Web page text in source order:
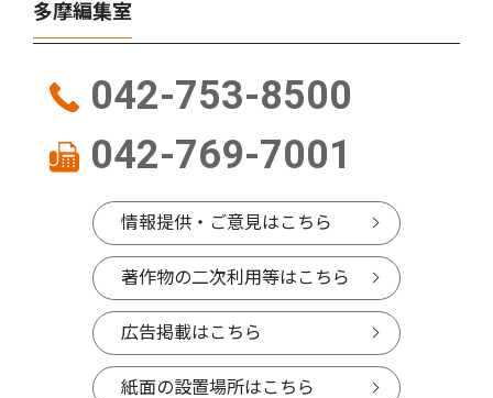
多摩編集室
042-753-8500
042-769-7001
情報提供・ご意見はこちら
著作物の二次利用等はこちら
広告掲載はこちら
紙面の設置場所はこちら